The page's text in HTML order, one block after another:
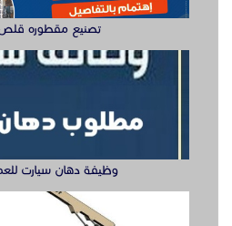
تصنيع مقطوره قلص
وظيفة دهان سيارت